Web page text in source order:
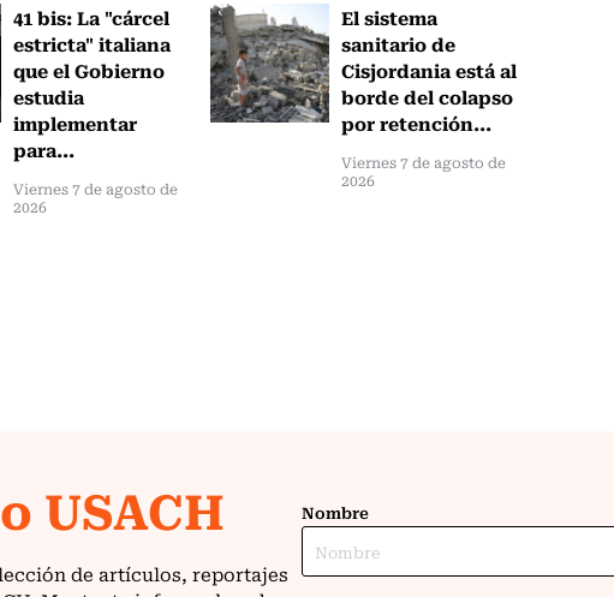
41 bis: La "cárcel
estricta" italiana
que el Gobierno
estudia
implementar
para...
Viernes 7 de agosto de
2026
El sistema
sanitario de
Cisjordania está al
borde del colapso
por retención...
Viernes 7 de agosto de
2026